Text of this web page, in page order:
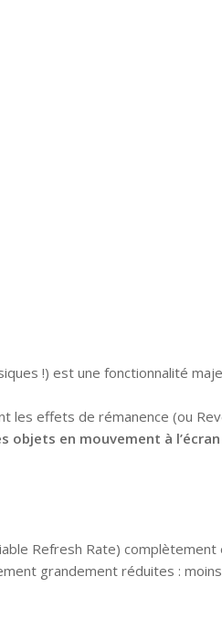
!) est une fonctionnalité
les effets de rémanence (ou
objets en mouvement à l’écran
Refresh Rate)
grandement réduites :